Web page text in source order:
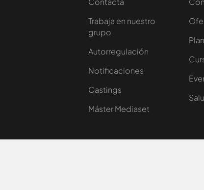
Trabaja en nuestro
grupo
Autorregulación
Notificaciones
Castings
Máster Mediaset